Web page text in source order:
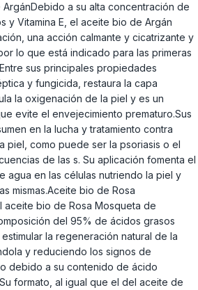
a su alta concentración de
y Vitamina E, el aceite bio de Argán
una acción calmante y cicatrizante y
lo que está indicado para las primeras
sus principales propiedades
y fungicida, restaura la capa
la oxigenación de la piel y es un
evite el envejecimiento prematuro.Sus
en la lucha y tratamiento contra
piel, como puede ser la psoriasis o el
de las s. Su aplicación fomenta el
agua en las células nutriendo la piel y
mismas.Aceite bio de Rosa
aceite bio de Rosa Mosqueta de
del 95% de ácidos grasos
la regeneración natural de la
y reduciendo los signos de
debido a su contenido de ácido
formato, al igual que el del aceite de